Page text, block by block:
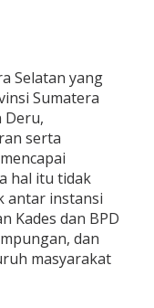
Selatan yang
Sumatera
Deru,
serta
hal itu tidak
antar instansi
Kades dan BPD
dan
masyarakat